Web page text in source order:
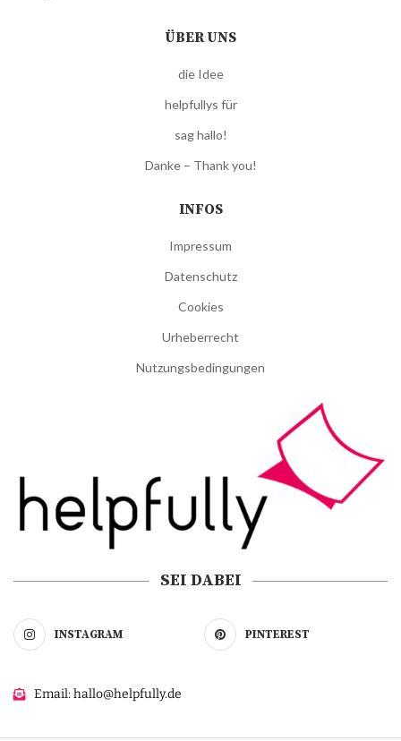
ÜBER UNS
die Idee
helpfullys für
sag hallo!
Danke – Thank you!
INFOS
Impressum
Datenschutz
Cookies
Urheberrecht
Nutzungsbedingungen
SEI DABEI
INSTAGRAM PINTEREST
Email: hallo@helpfully.de